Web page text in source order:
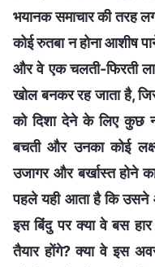
भयानक समाचार की तरह
कोई रुतबा न होना आशीष
और वे एक चलती-फिरती
खोल बनकर रह जाता है,
को दिशा देने के लिए कुछ
बचती और उनका कोई
उजागर और बर्खास्त होने
पहले यही आता है कि उसने
इस बिंदु पर क्या वे बस
तैयार होंगे? क्या वे इस